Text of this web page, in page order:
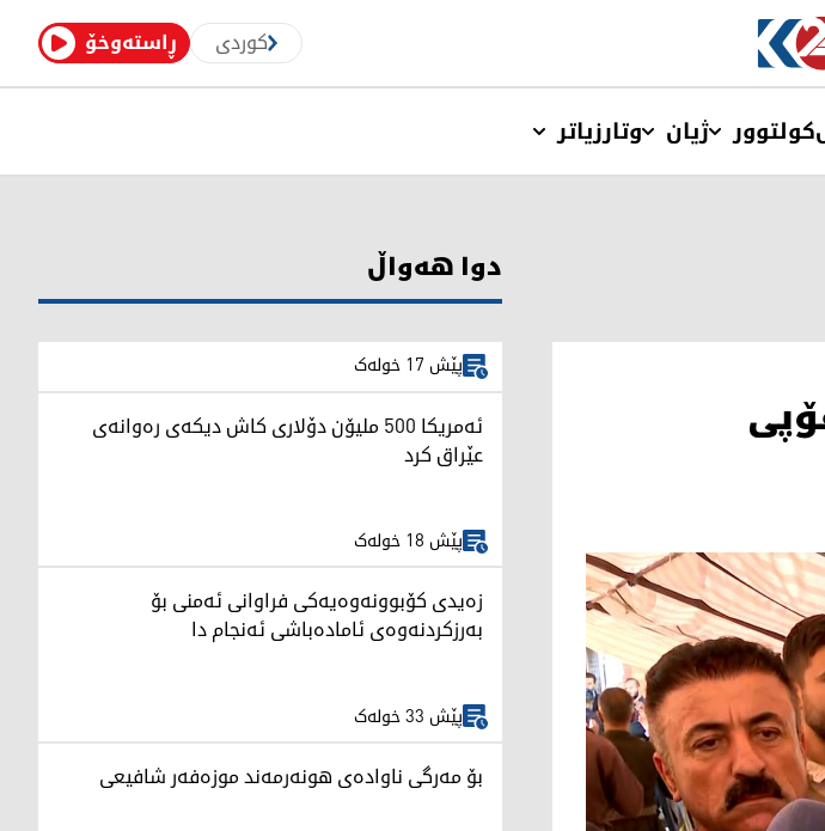
ڕاستەوخۆ کوردی
کولتوور ژیان وتارزیاتر
دوا هەواڵ
پێش 17 خولەک
ئەمریکا 500 ملیۆن دۆلاری کاش دیکەی رەوانەی
عێراق کرد
پێش 18 خولەک
زەیدی کۆبوونەوەیەکی فراوانی ئەمنی بۆ
بەرزکردنەوەی ئامادەباشی ئەنجام دا
پێش 33 خولەک
بۆ مەرگی ناوادەی هونەرمەند موزەفەر شافیعی